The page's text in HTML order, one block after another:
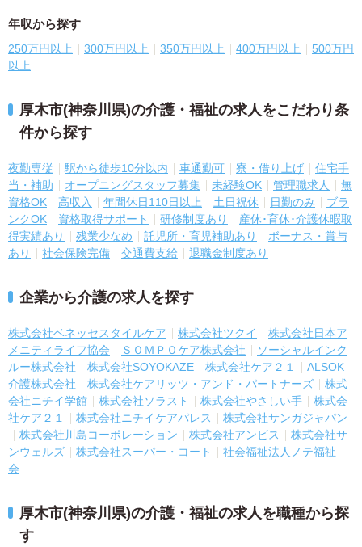
年収から探す
250万円以上 300万円以上 350万円以上 400万円以上
500万円
以上
厚木市(神奈川県)の介護・福祉の求人をこだわり条
件から探す
夜勤専従 駅から徒歩10分以内 車通勤可 寮・借り上げ
住宅手
当・補助
オープニングスタッフ募集 未経験OK 管理職求人
無
資格OK
高収入 年間休日110日以上 土日祝休 日勤のみ
ブラ
ンクOK
資格取得サポート 研修制度あり
産休･育休･介護休暇取
得実績あり
残業少なめ 託児所・育児補助あり
ボーナス・賞与
あり
社会保険完備 交通費支給 退職金制度あり
企業から介護の求人を探す
株式会社ベネッセスタイルケア 株式会社ツクイ
株式会社日本ア
メニティライフ協会
ＳＯＭＰＯケア株式会社
ソーシャルインク
ルー株式会社
株式会社SOYOKAZE 株式会社ケア２１
ALSOK
介護株式会社
株式会社ケアリッツ・アンド・パートナーズ
株式
会社ニチイ学館
株式会社ソラスト 株式会社やさしい手
株式会
社ケア２１
株式会社ニチイケアパレス
株式会社サンガジャパン
株式会社川島コーポレーション
株式会社アンビス
株式会社サ
ンウェルズ
株式会社スーパー・コート
社会福祉法人ノテ福祉
会
厚木市(神奈川県)の介護・福祉の求人を職種から探
す